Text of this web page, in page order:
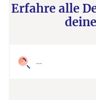
Erfahre alle